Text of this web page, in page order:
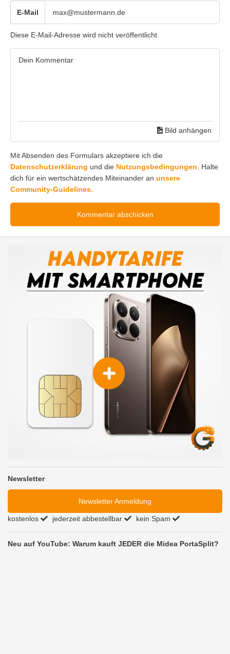
E-Mail
Diese E-Mail-Adresse wird nicht veröffentlicht
Bild anhängen
Mit Absenden des Formulars akzeptiere ich die
Datenschutzerklärung und die Nutzungsbedingungen . Halte
dich für ein wertschätzendes Miteinander an unsere
Community-Guidelines.
Newsletter
Newsletter Anmeldung
kostenlos jederzeit abbestellbar kein Spam
Neu auf YouTube: Warum kauft JEDER die Midea PortaSplit?